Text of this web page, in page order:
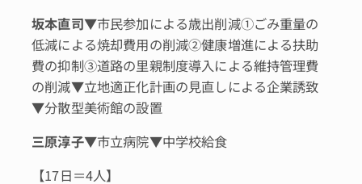
坂本直司▼市民参加による歳出削減①ごみ重量の
低減による焼却費用の削減②健康増進による扶助
費の抑制③道路の里親制度導入による維持管理費
の削減▼立地適正化計画の見直しによる企業誘致
▼分散型美術館の設置
三原淳子▼市立病院▼中学校給食
【17日＝4人】